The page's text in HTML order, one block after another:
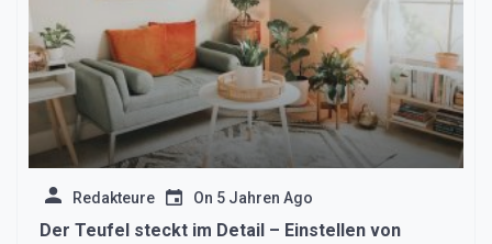
Redakteure On 5 Jahren Ago
Der Teufel steckt im Detail – Einstellen von